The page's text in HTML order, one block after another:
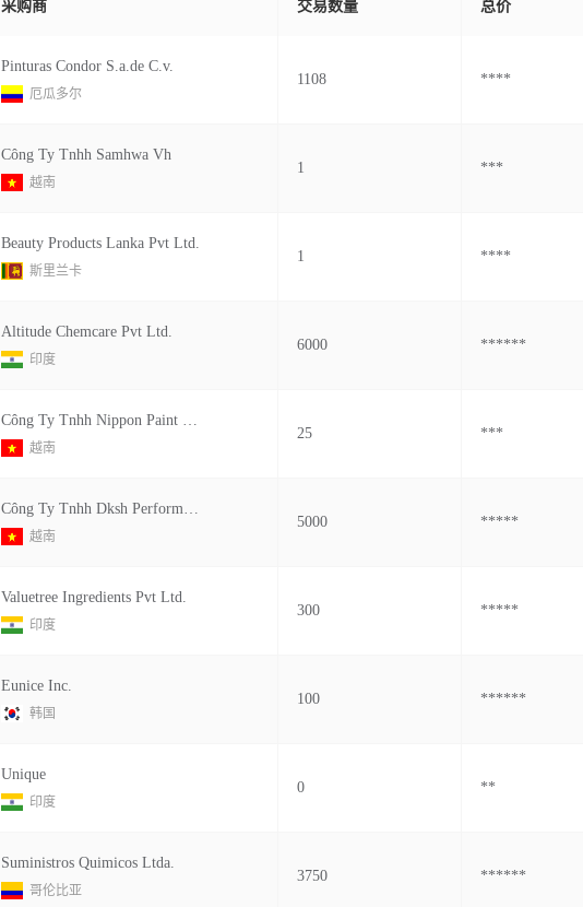
采购商 交易数量 总价
Pinturas Condor S.a.de C.v.
厄瓜多尔
1108 ****
Công Ty Tnhh Samhwa Vh
越南
1 ***
Beauty Products Lanka Pvt Ltd.
斯里兰卡
1 ****
Altitude Chemcare Pvt Ltd.
印度
6000 ******
Công Ty Tnhh Nippon Paint Vĩnh Phúc
越南
25 ***
Công Ty Tnhh Dksh Performance Materials Việt Nam
越南
5000 *****
Valuetree Ingredients Pvt Ltd.
印度
300 *****
Eunice Inc.
韩国
100 ******
Unique
印度
0 **
Suministros Quimicos Ltda.
哥伦比亚
3750 ******